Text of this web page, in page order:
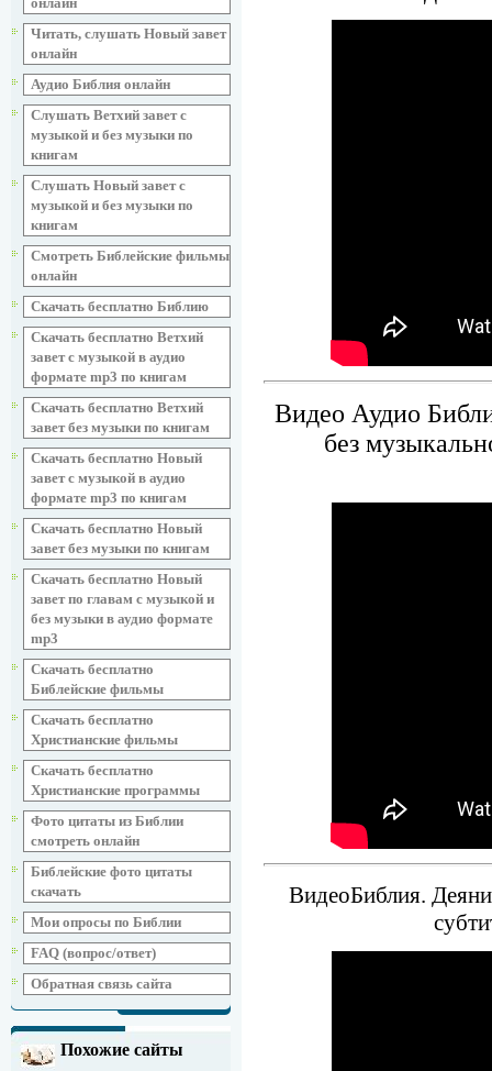
Читать, слушать Новый завет
онлайн
Аудио Библия онлайн
Слушать Ветхий завет с
музыкой и без музыки по
книгам
Слушать Новый завет с
музыкой и без музыки по
книгам
Смотреть Библейские фильмы
онлайн
Скачать бесплатно Библию
Скачать бесплатно Ветхий
завет с музыкой в аудио
формате mp3 по книгам
Скачать бесплатно Ветхий
завет без музыки по книгам
Скачать бесплатно Новый
завет с музыкой в аудио
формате mp3 по книгам
Скачать бесплатно Новый
завет без музыки по книгам
Скачать бесплатно Новый
завет по главам с музыкой и
без музыки в аудио формате
mp3
Скачать бесплатно
Библейские фильмы
Скачать бесплатно
Христианские фильмы
Скачать бесплатно
Христианские программы
Фото цитаты из Библии
смотреть онлайн
Библейские фото цитаты
скачать
Мои опросы по Библии
FAQ (вопрос/ответ)
Обратная связь сайта
Похожие сайты
Видео Аудио
без
ВидеоБиблия.